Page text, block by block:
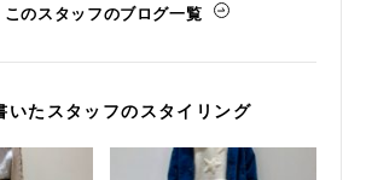
このスタッフのブログ一覧
いたスタッフのスタイリング